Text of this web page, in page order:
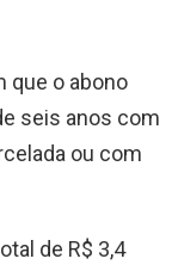
que o abono
seis anos com
ou com
de R$ 3,4